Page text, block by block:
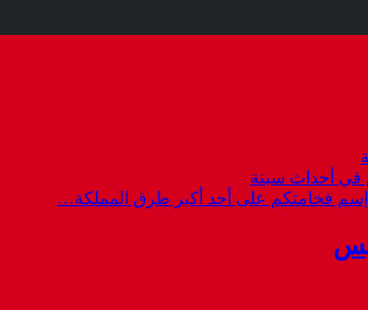
في أحداث سبتة
فخامتكم على أحد أكبر طرق المملكة…